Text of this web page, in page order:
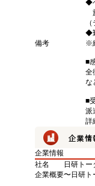
◆
◆
備考
※
■
全
な
■
派
詳
企業情報
社名
日研ト
企業概要〜日研ト